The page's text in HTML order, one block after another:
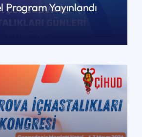
Program Yayınlandı